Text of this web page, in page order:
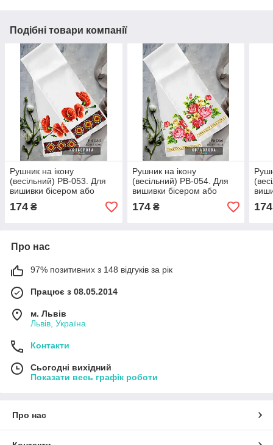
Подібні товари компанії
Рушник на ікону
(весільний) РВ-053. Для
вишивки бісером або
нитками
174 ₴
Рушник на ікону
(весільний) РВ-054. Для
вишивки бісером або
нитками
174₴ 174
Про нас
97% позитивних з 148 відгуків за рік
Працює з 08.05.2014
м. Львів
Львів, Україна
Контакти
Сьогодні вихідний
Показати весь графік роботи
Про нас